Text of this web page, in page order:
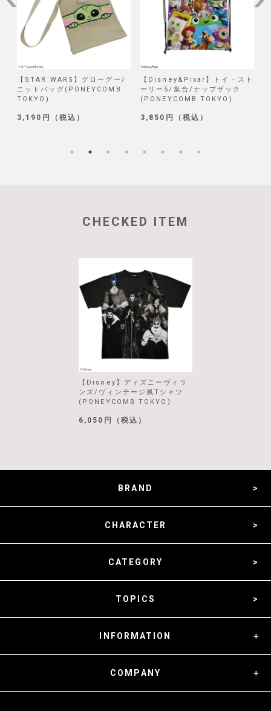
【STAR WARS】グローグー/
ニットバッグ(PONEYCOMB
TOKYO)
3,190円（税込）
【Disney&Pixar】トイ・スト
ーリー5/集合/ナップザック
(PONEYCOMB TOKYO)
3,850円（税込）
CHECKED ITEM
【Disney】ディズニーヴィラ
ンズ/ヴィンテージ風Tシャツ
(PONEYCOMB TOKYO)
6,050円（税込）
BRAND
CHARACTER
CATEGORY
TOPICS
INFORMATION
COMPANY